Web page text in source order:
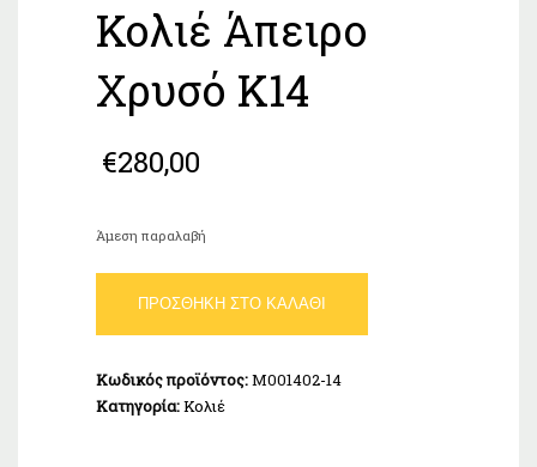
Κολιέ Άπειρο
Xρυσό Κ14
€280,00
Άμεση παραλαβή
Άπειρο
Xρυσό
ποσότητα
ΠΡΟΣΘΉΚΗ ΣΤΟ ΚΑΛΆΘΙ
Κωδικός προϊόντος:M001402-14
Κατηγορία:Κολιέ